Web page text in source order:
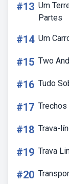
#13 Um
Partes
#14 Um
#15 Two
#16 Tudo
#17
#18 Trava-
#19 Trava
#20